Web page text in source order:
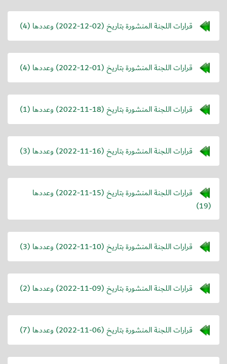
قرارات اللجنة المنشورة بتاريخ (2022-12-02) وعددها (4)
قرارات اللجنة المنشورة بتاريخ (2022-12-01) وعددها (4)
قرارات اللجنة المنشورة بتاريخ (2022-11-18) وعددها (1)
قرارات اللجنة المنشورة بتاريخ (2022-11-16) وعددها (3)
قرارات اللجنة المنشورة بتاريخ (2022-11-15) وعددها
(19)
قرارات اللجنة المنشورة بتاريخ (2022-11-10) وعددها (3)
قرارات اللجنة المنشورة بتاريخ (2022-11-09) وعددها (2)
قرارات اللجنة المنشورة بتاريخ (2022-11-06) وعددها (7)